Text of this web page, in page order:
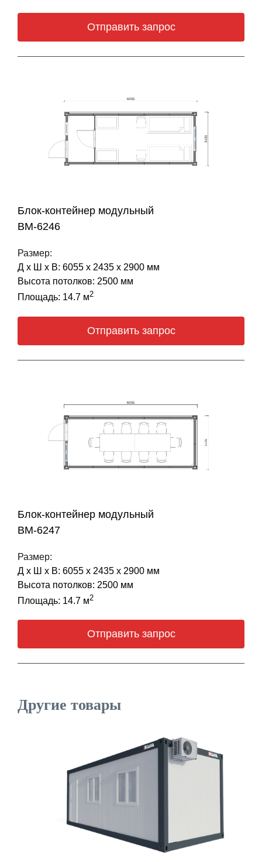
Отправить запрос
Блок-контейнер модульный
BM-6246
Размер:
Д х Ш х В: 6055 х 2435 х 2900 мм
Высота потолков: 2500 мм
Площадь: 14.7 м2
Отправить запрос
Блок-контейнер модульный
BM-6247
Размер:
Д х Ш х В: 6055 х 2435 х 2900 мм
Высота потолков: 2500 мм
Площадь: 14.7 м2
Отправить запрос
Другие товары